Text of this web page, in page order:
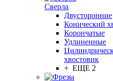
Сверла
Двусторонние
Конический
Корончатые
Удлиненные
хвостовик
+ ЕЩЕ 2